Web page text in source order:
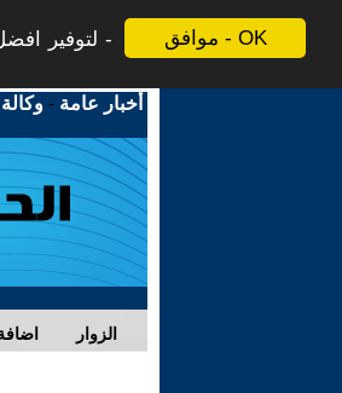
موافق - OK
لتوفير
أخبار عامة -وكالة
الزوار